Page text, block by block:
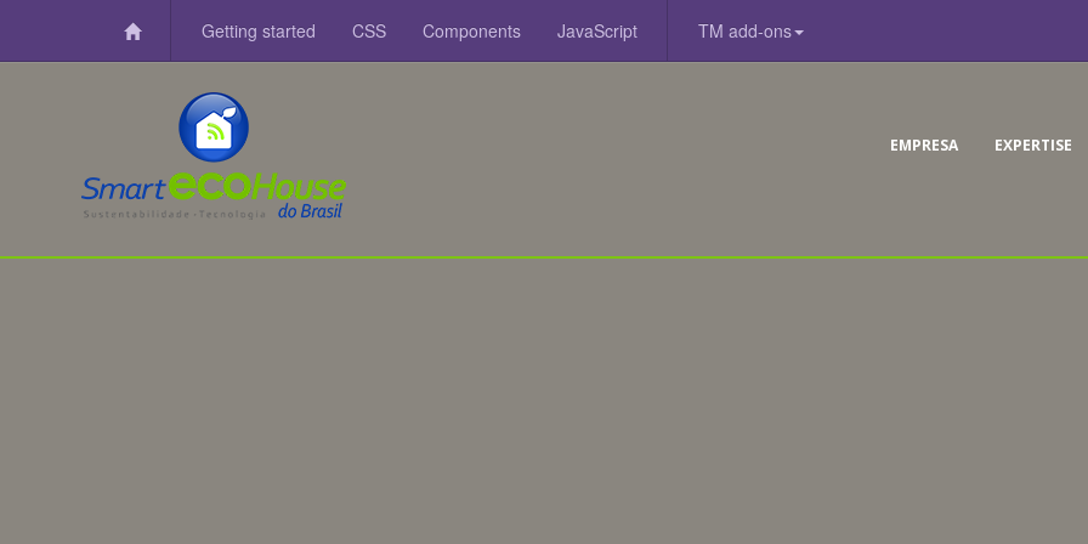
Getting started CSS Components JavaScript TM add-ons
EMPRESA EXPERTISE